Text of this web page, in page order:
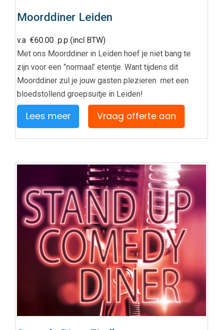
Moorddiner Leiden
v.a€60.00 p.p (incl BTW)
Met ons Moorddiner in Leiden hoef je niet bang te
zijn voor een ”normaal’ etentje. Want tijdens dit
Moorddiner zul je jouw gasten plezieren met een
bloedstollend groepsuitje in Leiden!
Lees meer Vraag offerte aan